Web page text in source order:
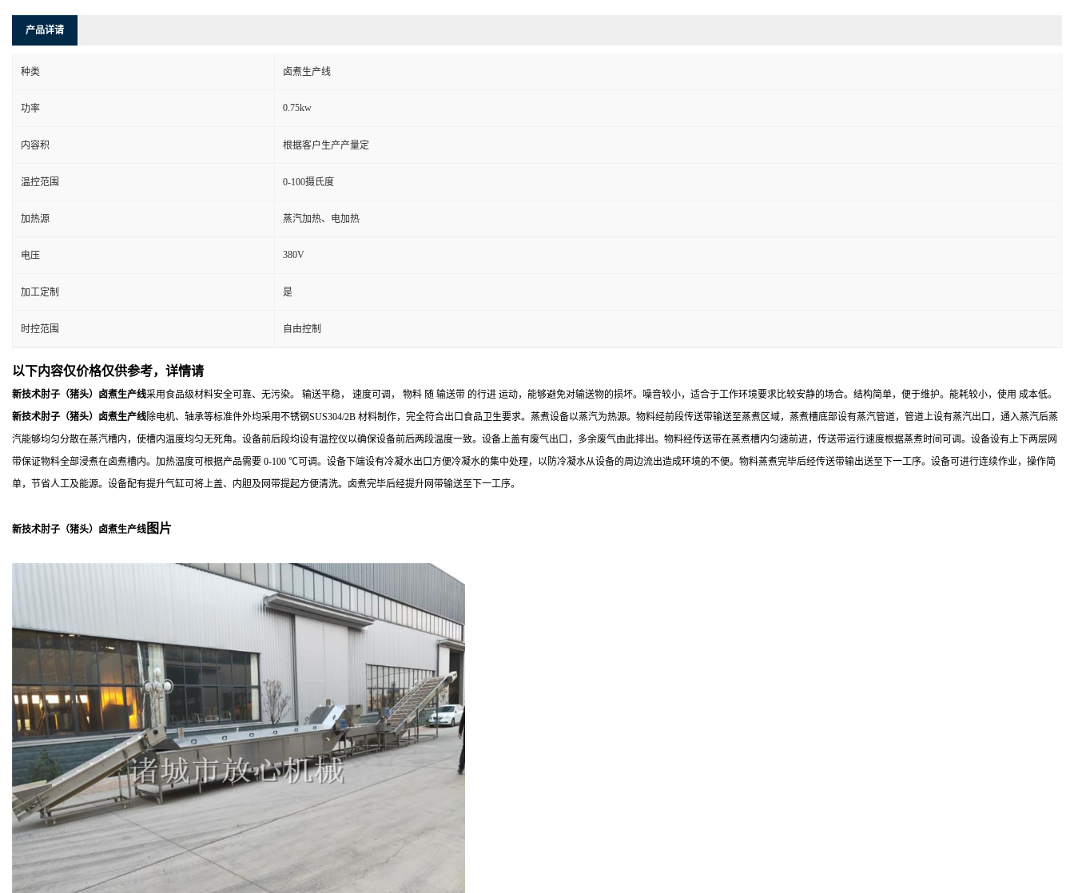
产品详请
种类 卤煮生产线
功率 0.75kw
内容积 根据客户生产产量定
温控范围 0-100摄氏度
加热源 蒸汽加热、电加热
电压 380V
加工定制 是
时控范围 自由控制
以下内容仅价格仅供参考，详情请
新技术肘子（猪头）卤煮生产线采用食品级材料安全可靠、无污染。 输送平稳， 速度可调， 物料 随 输送带 的行进 运动，能够避免对输送物的损坏。噪音较小，适合于工作环境要求比较安静的场合。结构简单，便于维护。能耗较小，使用 成本低。
新技术肘子（猪头）卤煮生产线除电机、轴承等标准件外均采用不锈钢SUS304/2B 材料制作，完全符合出口食品卫生要求。蒸煮设备以蒸汽为热源。物料经前段传送带输送至蒸煮区域，蒸煮槽底部设有蒸汽管道，管道上设有蒸汽出口，通入蒸汽后蒸
汽能够均匀分散在蒸汽槽内，使槽内温度均匀无死角。设备前后段均设有温控仪以确保设备前后两段温度一致。设备上盖有废气出口，多余废气由此排出。物料经传送带在蒸煮槽内匀速前进，传送带运行速度根据蒸煮时间可调。设备设有上下两层网
带保证物料全部浸煮在卤煮槽内。加热温度可根据产品需要 0-100 ℃可调。设备下端设有冷凝水出口方便冷凝水的集中处理，以防冷凝水从设备的周边流出造成环境的不便。物料蒸煮完毕后经传送带输出送至下一工序。设备可进行连续作业，操作简
单，节省人工及能源。设备配有提升气缸可将上盖、内胆及网带提起方便清洗。卤煮完毕后经提升网带输送至下一工序。
新技术肘子（猪头）卤煮生产线 图片